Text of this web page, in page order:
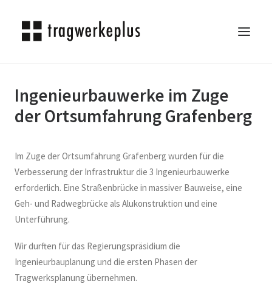
TRAGWERKEPLUS
BLOG
KARRIERE
KONTAKT
Ingenieurbauwerke im Zuge
der Ortsumfahrung Grafenberg
Im Zuge der Ortsumfahrung Grafenberg wurden für die
Verbesserung der Infrastruktur die 3 Ingenieurbauwerke
erforderlich. Eine Straßenbrücke in massiver Bauweise, eine
Geh- und Radwegbrücke als Alukonstruktion und eine
Unterführung.
Wir durften für das Regierungspräsidium die
Ingenieurbauplanung und die ersten Phasen der
Tragwerksplanung übernehmen.